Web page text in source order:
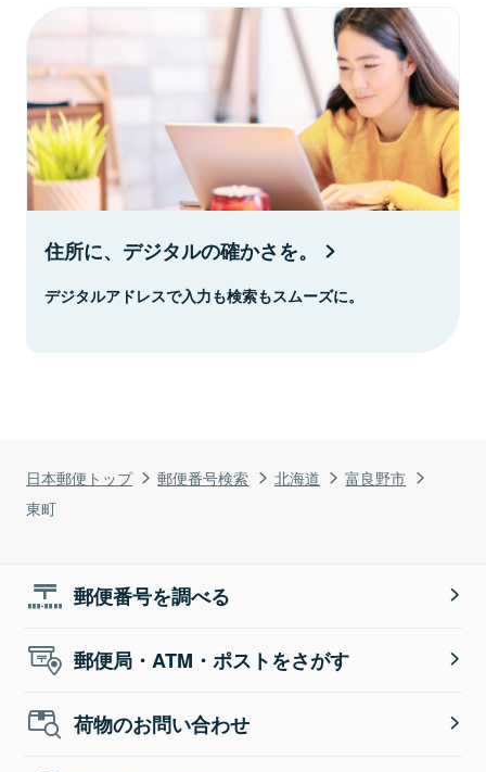
日本郵便トップ 郵便番号検索 北海道
富良野市
東町
住所に、デジタルの確かさを。
デジタルアドレスで入力も検索もスムーズに。
郵便番号を調べる
郵便局・ATM・ポストをさがす
荷物のお問い合わせ